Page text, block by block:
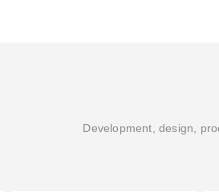
Development, design,